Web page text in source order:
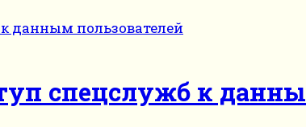
спецслужб к